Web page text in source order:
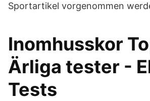
Sportartikel vorgenommen
Inomhusskor
Ärliga tester -
Tests